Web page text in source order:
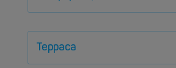
Терраса